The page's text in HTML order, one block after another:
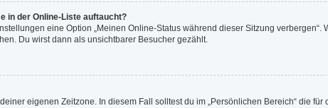
in der Online-Liste auftaucht?
eine Option „Meinen Online-Status während dieser Sitzung verbergen“.
Du wirst dann als unsichtbarer Besucher gezählt.
eigenen Zeitzone. In diesem Fall solltest du im „Persönlichen Bereich“ die